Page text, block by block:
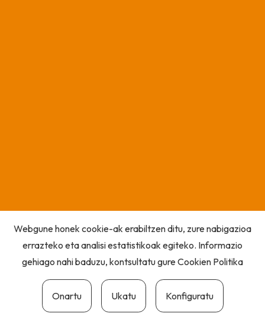
Webgune honek cookie-ak erabiltzen ditu, zure nabigazioa
errazteko eta analisi estatistikoak egiteko. Informazio
gehiago nahi baduzu, kontsultatu gureCookien Politika
Onartu Ukatu Konfiguratu